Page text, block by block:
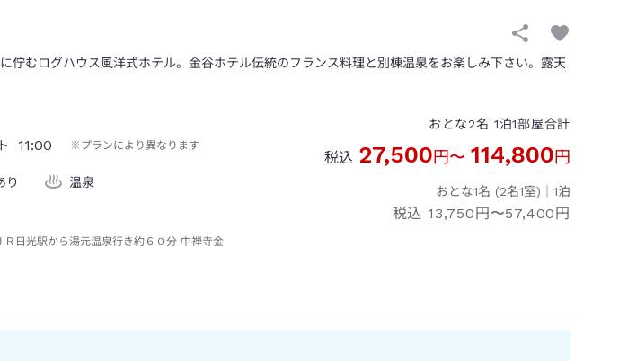
佇むログハウス風洋式ホテル。金谷ホテル伝統のフランス料理と別棟温泉をお楽しみ下さい。露天
11:00 ※プランにより異なります
り
温泉
日光駅から湯元温泉行き約６０分 中禅寺金
おとな2名 1泊1部屋合計
税込 27,500円〜 114,800円
おとな1名 (2名1室)｜ 1泊
税込 13,750円〜57,400円